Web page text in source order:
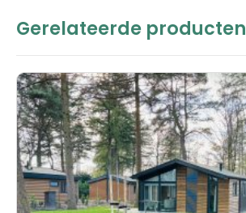
Gerelateerde producten